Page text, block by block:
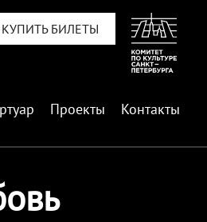
КУПИТЬ БИЛЕТЫ
Проекты Контакты